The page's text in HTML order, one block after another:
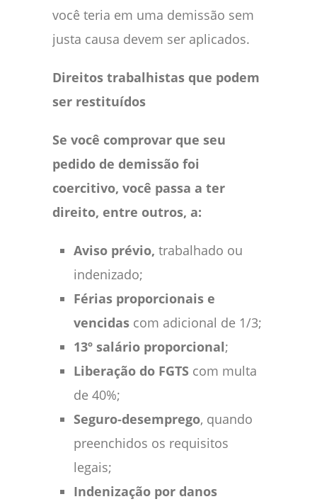
você teria em uma demissão sem
justa causa devem ser aplicados.
Direitos trabalhistas que podem
ser restituídos
Se você comprovar que seu
pedido de demissão foi
coercitivo, você passa a ter
direito, entre outros, a:
Aviso prévio, trabalhado ou
indenizado;
Férias proporcionais e
vencidas com adicional de 1/3;
13º salário proporcional;
Liberação do FGTS com multa
de 40%;
Seguro‑desemprego, quando
preenchidos os requisitos
legais;
Indenização por danos